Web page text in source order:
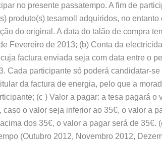
no presente passatempo. A fim de
produto(s) tesamoll adquiridos, no entanto
do original. A data do talão de compra
Fevereiro de 2013; (b) Conta da
factura enviada seja com data entre o
Cada participante só poderá candidatar-se
da factura de energia, pelo que a
(c ) Valor a pagar: a tesa pagará o
o valor seja inferior ao 35€, o valor a
dos 35€, o valor a pagar será de 35€.
(Outubro 2012, Novembro 2012,